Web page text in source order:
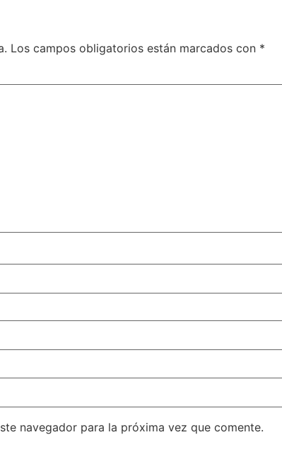
Los campos obligatorios están marcados con *
navegador para la próxima vez que comente.